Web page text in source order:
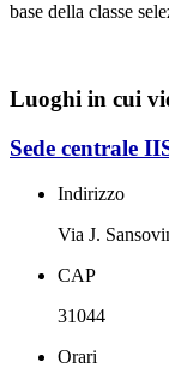
base della classe
Luoghi in cui
Sede centrale
Indirizzo
Via J.
CAP
31044
Orari